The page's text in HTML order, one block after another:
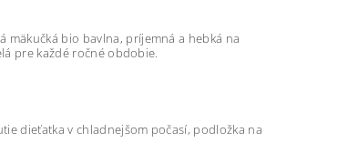
mäkučká bio bavlna, príjemná a hebká na
pre každé ročné obdobie.
dieťatka v chladnejšom počasí, podložka na